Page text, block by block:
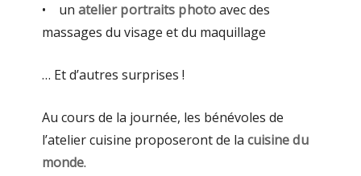
• un atelier portraits photoavec des
massages du visage et du maquillage
… Et d’autres surprises !
Au cours de la journée, les bénévoles de
l’atelier cuisine proposeront de la cuisine du
monde.